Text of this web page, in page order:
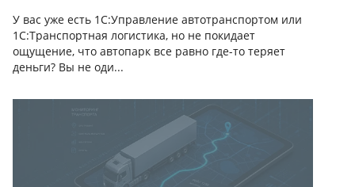
У вас уже есть 1С:Управление автотранспортом или
1С:Транспортная логистика, но не покидает
ощущение, что автопарк все равно где-то теряет
деньги? Вы не оди...